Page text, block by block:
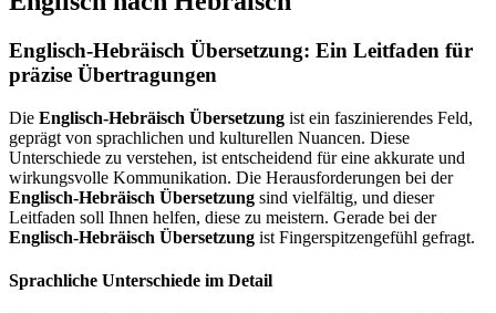
Englisch-Hebräisch Übersetzung: Ein Leitfaden für
präzise Übertragungen
Die Englisch-Hebräisch Übersetzung ist ein faszinierendes Feld,
geprägt von sprachlichen und kulturellen Nuancen. Diese
Unterschiede zu verstehen, ist entscheidend für eine akkurate und
wirkungsvolle Kommunikation. Die Herausforderungen bei der
Englisch-Hebräisch Übersetzung sind vielfältig, und dieser
Leitfaden soll Ihnen helfen, diese zu meistern. Gerade bei der
Englisch-Hebräisch Übersetzung ist Fingerspitzengefühl gefragt.
Sprachliche Unterschiede im Detail